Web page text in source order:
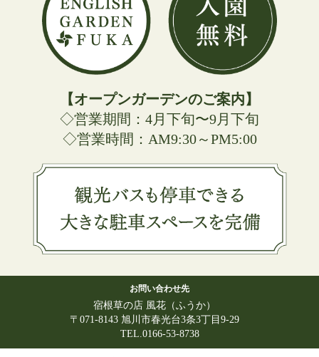
【オープンガーデンのご案内】
◇営業期間：4月下旬〜9月下旬
◇営業時間：AM9:30～PM5:00
お問い合わせ先
宿根草の店 風花（ふうか）
〒071-8143 旭川市春光台3条3丁目9-29
TEL.0166-53-8738